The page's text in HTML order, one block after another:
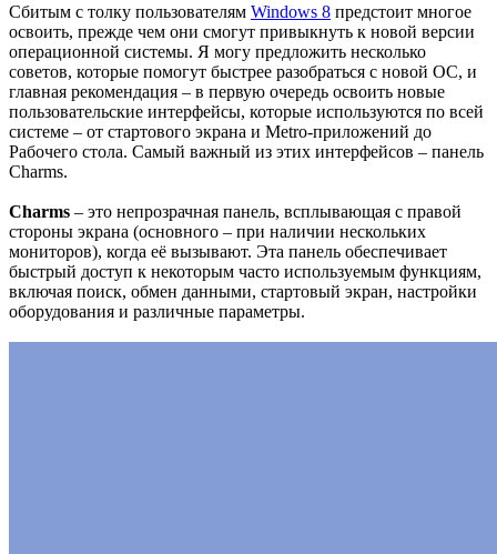
Сбитым с толку пользователям Windows 8 предстоит многое
освоить, прежде чем они смогут привыкнуть к новой версии
операционной системы. Я могу предложить несколько
советов, которые помогут быстрее разобраться с новой ОС, и
главная рекомендация – в первую очередь освоить новые
пользовательские интерфейсы, которые используются по всей
системе – от стартового экрана и Metro-приложений до
Рабочего стола. Самый важный из этих интерфейсов – панель
Charms.
Charms – это непрозрачная панель, всплывающая с правой
стороны экрана (основного – при наличии нескольких
мониторов), когда её вызывают. Эта панель обеспечивает
быстрый доступ к некоторым часто используемым функциям,
включая поиск, обмен данными, стартовый экран, настройки
оборудования и различные параметры.